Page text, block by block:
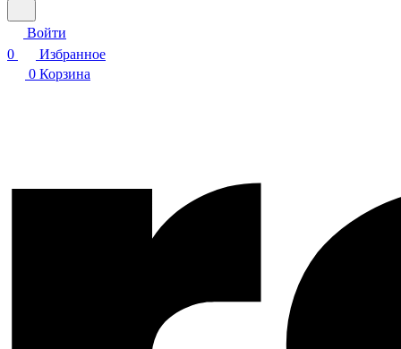
Войти
0
Избранное
0 Корзина